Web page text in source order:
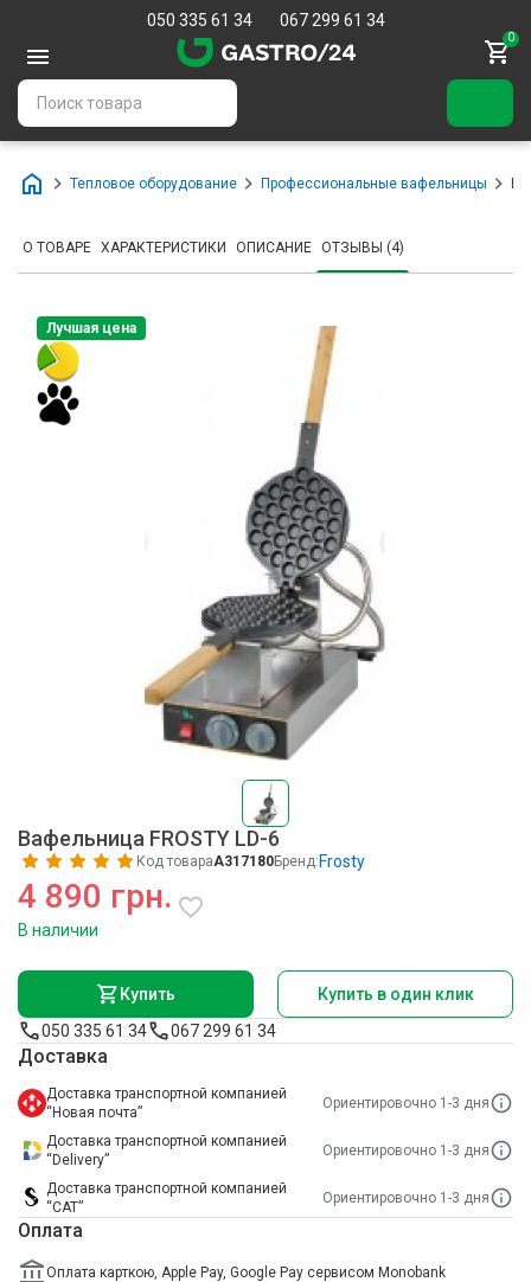
050 335 61 34 067 299 61 34
0
Тепловое оборудование Профессиональные вафельницы
О ТОВАРЕ ХАРАКТЕРИСТИКИ ОПИСАНИЕ ОТЗЫВЫ (4)
Лучшая цена
Вафельница FROSTY LD-6
Код товараA317180Бренд:Frosty
4 890 грн.
В наличии
Купить
Купить в один клик
050 335 61 34
067 299 61 34
Доставка
Доставка транспортной компанией
“Новая почта”
Ориентировочно 1-3 дня
Доставка транспортной компанией
“Delivery”
Ориентировочно 1-3 дня
Доставка транспортной компанией
“САТ”
Ориентировочно 1-3 дня
Оплата
Оплата карткою, Apple Pay, Google Pay сервисом Monobank